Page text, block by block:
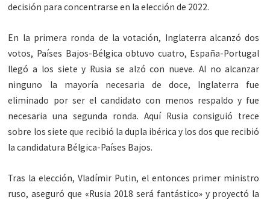
decisión para concentrarse en la elección de 2022.
En la primera ronda de la votación, Inglaterra alcanzó dos
votos, Países Bajos-Bélgica obtuvo cuatro, España-Portugal
llegó a los siete y Rusia se alzó con nueve. Al no alcanzar
ninguno la mayoría necesaria de doce, Inglaterra fue
eliminado por ser el candidato con menos respaldo y fue
necesaria una segunda ronda. Aquí Rusia consiguió trece
sobre los siete que recibió la dupla ibérica y los dos que recibió
la candidatura Bélgica-Países Bajos.
Tras la elección, Vladímir Putin, el entonces primer ministro
ruso, aseguró que «Rusia 2018 será fantástico» y proyectó la